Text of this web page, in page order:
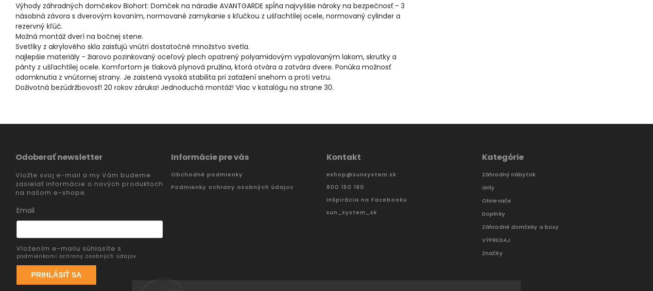
Výhody záhradných domčekov Biohort: Domček na náradie AVANTGARDE spĺňa najvyššie nároky na bezpečnosť - 3
násobná závora s dverovým kovaním, normované zamykanie s kľučkou z ušľachtilej ocele, normovaný cylinder a
rezervný kľúč.
Možná montáž dverí na bočnej stene.
Svetlíky z akrylového skla zaisťujú vnútri dostatočné množstvo svetla.
najlepšie materiály - žiarovo pozinkovaný oceľový plech opatrený polyamidovým vypalovaným lakom, skrutky a
pánty z ušľachtilej ocele. Komfortom je tlaková plynová pružina, ktorá otvára a zatvára dvere. Ponúka možnosť
odomknutia z vnútornej strany. Je zaistená vysoká stabilita pri zaťažení snehom a proti vetru.
Doživotná bezúdržbovosť! 20 rokov záruka! Jednoduchá montáž! Viac v katalógu na strane 30.
Odoberať newsletter
Vložte svoj e-mail a my Vám budeme
zasielať informácie o nových produktoch
na našom e-shope.
Email
Vložením e-mailu súhlasíte s
podmienkami ochrany osobných údajov
PRIHLÁSIŤ SA
Informácie pre vás
Obchodné podmienky
Podmienky ochrany osobných údajov
Kontakt
eshop@sunsystem.sk
800 150 180
Inšpirácia na Facebooku
sun_system_sk
Kategórie
Záhradný nábytok
Grily
Ohrievače
Doplnky
Záhradné domčeky a boxy
VÝPREDAJ
Značky